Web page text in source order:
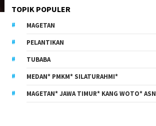
TOPIK POPULER
MAGETAN
PELANTIKAN
TUBABA
MEDAN* PMKM* SILATURAHMI*
MAGETAN* JAWA TIMUR* KANG WOTO* ASN